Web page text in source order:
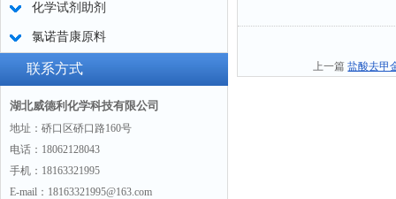
化学试剂助剂
氯诺昔康原料
联系方式
湖北威德利化学科技有限公司
地址：硚口区硚口路160号
电话：18062128043
手机：18163321995
E-mail：18163321995@163.com
上一篇盐酸去甲